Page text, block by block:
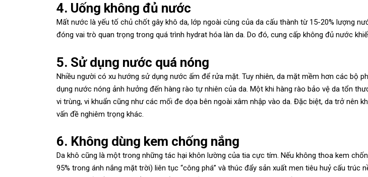
4. Uống không đủ nước
Mất nước là yếu tố chủ chốt gây khô da, lớp ngoài cùng của da cấu thành từ 15-20% lượng
đóng vai trò quan trọng trong quá trình hydrat hóa làn da. Do đó, cung cấp không đủ nước
5. Sử dụng nước quá nóng
Nhiều người có xu hướng sử dụng nước ấm để rửa mặt. Tuy nhiên, da mặt mềm hơn các bộ
dụng nước nóng ảnh hưởng đến hàng rào tự nhiên của da. Một khi hàng rào bảo vệ da tổn
vi trùng, vi khuẩn cũng như các mối đe dọa bên ngoài xâm nhập vào da. Đặc biệt, da trở nên
vấn đề nghiêm trọng khác.
6. Không dùng kem chống nắng
Da khô cũng là một trong những tác hại khôn lường của tia cực tím. Nếu không thoa kem
95% trong ánh nắng mặt trời) liên tục “công phá” và thúc đẩy sản xuất men tiêu huỷ cấu trúc